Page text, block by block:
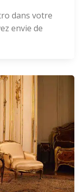
dans votre
envie de